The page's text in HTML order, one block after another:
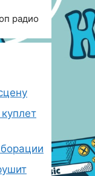
радио